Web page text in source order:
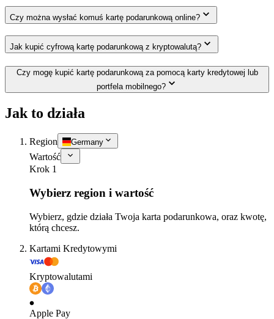
Czy można wysłać komuś kartę podarunkową online?
Jak kupić cyfrową kartę podarunkową z kryptowalutą?
Czy mogę kupić kartę podarunkową za pomocą karty kredytowej lub
portfela mobilnego?
Jak to działa
Region Germany
Wartość
Krok 1
Wybierz region i wartość
Wybierz, gdzie działa Twoja karta podarunkowa, oraz kwotę,
którą chcesz.
Kartami Kredytowymi
Kryptowalutami
Apple Pay